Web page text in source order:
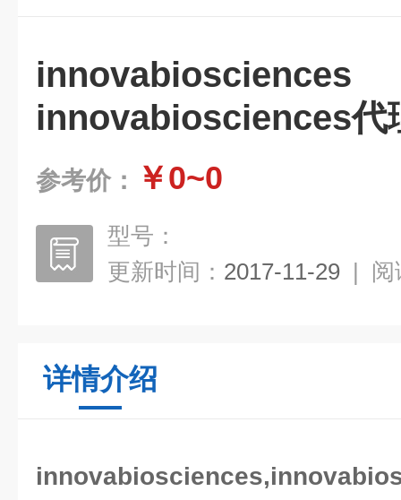
innovabiosciences代
参考价： ￥0~0
型号：
更新时间： 2017-11-29 | 阅
详情介绍